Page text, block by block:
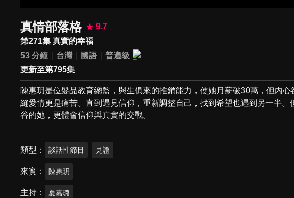
真情部落格
9.7
第271集 真實的幸福
53 分鐘
台灣 國語
普遍級
更新至第795集
陳惠玥是位髮品教育總監，與生俱來的推銷能力，使她月薪破30萬，但內
縫愛情更是痛苦。直到遇見信仰，重新調整自己，找到希望也遇到另一半
谷的她，更體會信仰與真實的交戰。
類型 談話性節目 見證
來賓 陳惠玥
主持 夏嘉璐